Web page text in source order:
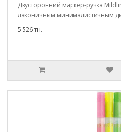
Двусторонний маркер-ручка
лаконичным минималистичным
5 526 тн.